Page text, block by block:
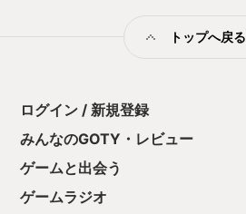
トップへ戻る
ログイン / 新規登録
みんなのGOTY・レビュー
ゲームと出会う
ゲームラジオ